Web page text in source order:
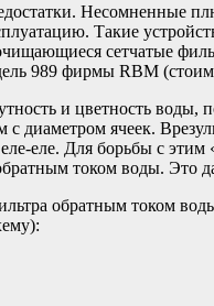
Несомненные
Такие
сетчатые
989 фирмы RBM
и цветность
с диаметром ячеек.
еле. Для борьбы с
током воды. Это
обратным током